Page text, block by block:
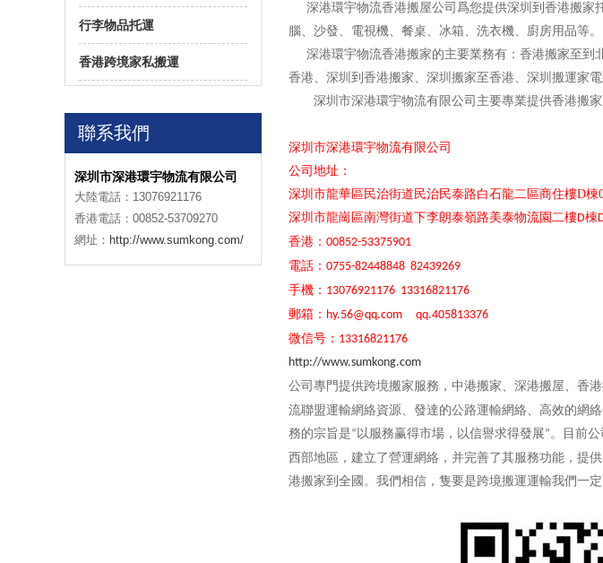
行李物品托運
香港跨境家私搬運
聯系我們
深圳市深港環宇物流有限公司
大陸電話：13076921176
香港電話：00852-53709270
網址： http://www.sumkong.com/
深港環宇物流香港搬屋公司爲您提供深圳到香港搬家
腦、沙發、電視機、餐桌、冰箱、洗衣機、廚房用品等。
深港環宇物流香港搬家的主要業務有：香港搬家至到
香港、深圳到香港搬家、深圳搬家至香港、深圳搬運家
深圳市深港環宇物流有限公司主要專業提供香港搬家
深圳市深港環宇物流有限公司
公司地址：
深圳市龍華區民治街道民治民泰路白石龍二區商住樓D棟
深圳市龍崗區南灣街道下李朗泰嶺路美泰物流園二樓D棟
香港： 00852-53375901
電話： 0755-82448848 82439269
手機： 13076921176 13316821176
郵箱： hy.56@qq.com qq.405813376
微信号： 13316821176
http://www.sumkong.com
公司專門提供跨境搬家服務，中港搬家、深港搬屋、香
流聯盟運輸網絡資源、發達的公路運輸網絡、高效的網
務的宗旨是“ 以服務赢得市場，以信譽求得發展”。目前
西部地區，建立了營運網絡，并完善了其服務功能，提
港搬家到全國。我們相信，隻要是跨境搬運運輸我們一定